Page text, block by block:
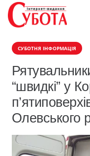
СУБОТНЯ ІНФОРМАЦІЯ
“швидкі” у
Олевського